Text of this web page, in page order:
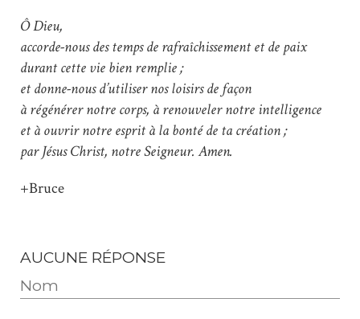
Ô Dieu,
accorde-nous des temps de rafraîchissement et de paix
durant cette vie bien remplie ;
et donne-nous d’utiliser nos loisirs de façon
à régénérer notre corps, à renouveler notre intelligence
et à ouvrir notre esprit à la bonté de ta création ;
par Jésus Christ, notre Seigneur. Amen.
+Bruce
AUCUNE RÉPONSE